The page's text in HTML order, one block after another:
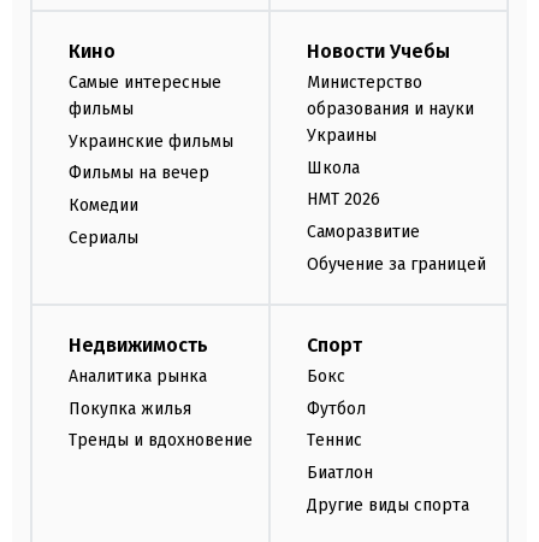
Кино
Самые интересные
фильмы
Украинские фильмы
Фильмы на вечер
Комедии
Сериалы
Новости Учебы
Министерство
образования и науки
Украины
Школа
НМТ 2026
Саморазвитие
Обучение за границей
Недвижимость
Аналитика рынка
Покупка жилья
Тренды и вдохновение
Спорт
Бокс
Футбол
Теннис
Биатлон
Другие виды спорта